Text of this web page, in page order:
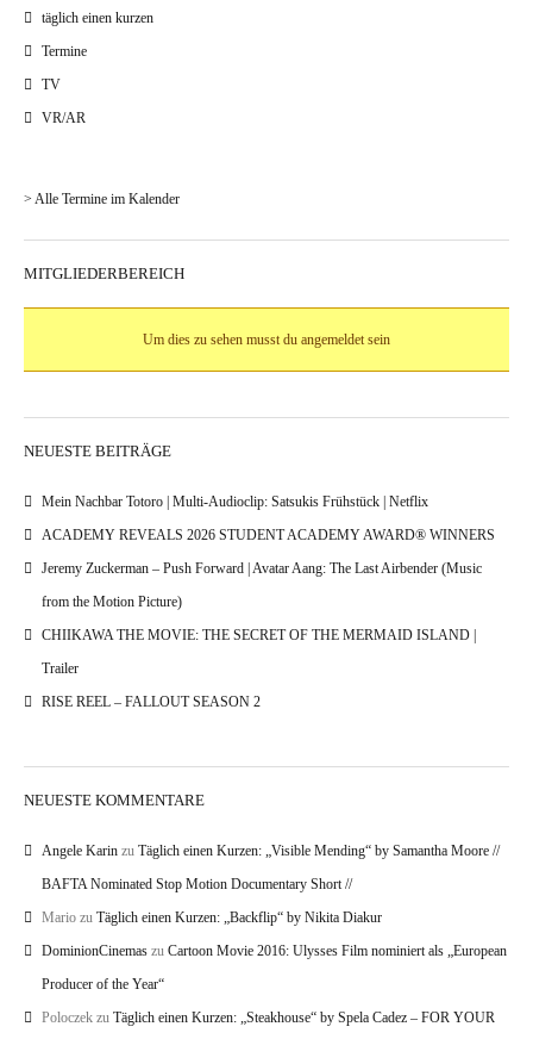
täglich einen kurzen
Termine
TV
VR/AR
> Alle Termine im Kalender
MITGLIEDERBEREICH
Um dies zu sehen musst du angemeldet sein
NEUESTE BEITRÄGE
Mein Nachbar Totoro | Multi-Audioclip: Satsukis Frühstück | Netflix
ACADEMY REVEALS 2026 STUDENT ACADEMY AWARD® WINNERS
Jeremy Zuckerman – Push Forward | Avatar Aang: The Last Airbender (Music
from the Motion Picture)
CHIIKAWA THE MOVIE: THE SECRET OF THE MERMAID ISLAND |
Trailer
RISE REEL – FALLOUT SEASON 2
NEUESTE KOMMENTARE
Angele Karin zu Täglich einen Kurzen: „Visible Mending“ by Samantha Moore //
BAFTA Nominated Stop Motion Documentary Short //
Mario zu Täglich einen Kurzen: „Backflip“ by Nikita Diakur
DominionCinemas zu Cartoon Movie 2016: Ulysses Film nominiert als „European
Producer of the Year“
Poloczek zu Täglich einen Kurzen: „Steakhouse“ by Spela Cadez – FOR YOUR